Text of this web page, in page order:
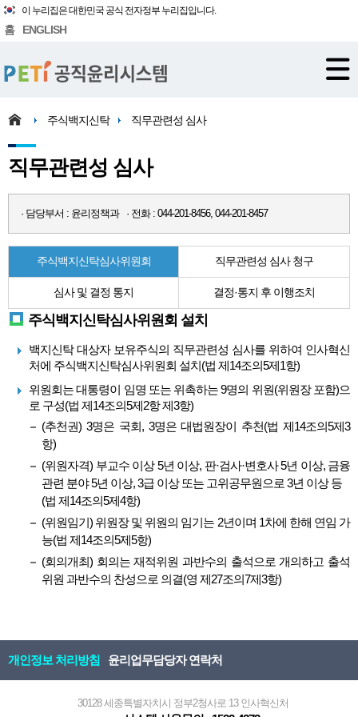
이 누리집은 대한민국 공식 전자정부 누리집입니다.
홈 ENGLISH
주식백지신탁 직무관련성 심사
직무관련성 심사
· 담당부서 : 윤리정책과 · 전화 : 044-201-8456, 044-201-8457
주식백지신탁심사위원회 직무관련성 심사 청구
심사 및 결정 통지 결정·통지 후 이행조치
주식백지신탁심사위원회 설치
백지신탁 대상자 보유주식의 직무관련성 심사를 위하여 인사혁신
처에 주식백지신탁심사위원회 설치(법 제14조의5제1항)
위원회는 대통령이 임명 또는 위촉하는 9명의 위원(위원장 포함)으
로 구성(법 제14조의5제2항 제3항)
(추천권) 3명은 국회, 3명은 대법원장이 추천(법 제14조의5제3
항)
(위원자격) 부교수 이상 5년 이상, 판·검사·변호사 5년 이상, 금융
관련 분야 5년 이상, 3급 이상 또는 고위공무원으로 3년 이상 등
(법 제14조의5제4항)
(위원임기) 위원장 및 위원의 임기는 2년이며 1차에 한해 연임 가
능(법 제14조의5제5항)
(회의개최) 회의는 재적위원 과반수의 출석으로 개의하고 출석
위원 과반수의 찬성으로 의결(영 제27조의7제3항)
개인정보 처리방침 윤리업무담당자 연락처
30128 세종특별자치시 정부2청사로 13 인사혁신처